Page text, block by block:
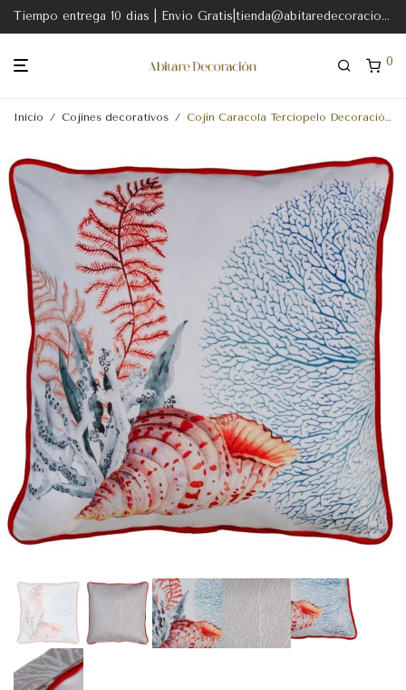
Tiempo entrega 10 dias | Envio Gratis|tienda@abitaredecoracion.com
0
Inicio / Cojines decorativos / Cojín Caracola Terciopelo Decoración 45 X 45 Cm